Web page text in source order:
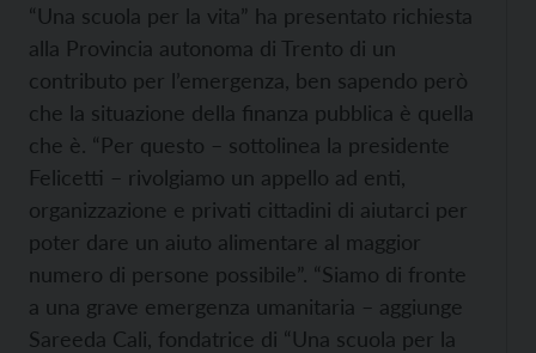
“Una scuola per la vita” ha presentato richiesta
alla Provincia autonoma di Trento di un
contributo per l’emergenza, ben sapendo però
che la situazione della finanza pubblica è quella
che è. “Per questo – sottolinea la presidente
Felicetti – rivolgiamo un appello ad enti,
organizzazione e privati cittadini di aiutarci per
poter dare un aiuto alimentare al maggior
numero di persone possibile”. “Siamo di fronte
a una grave emergenza umanitaria – aggiunge
Sareeda Cali, fondatrice di “Una scuola per la